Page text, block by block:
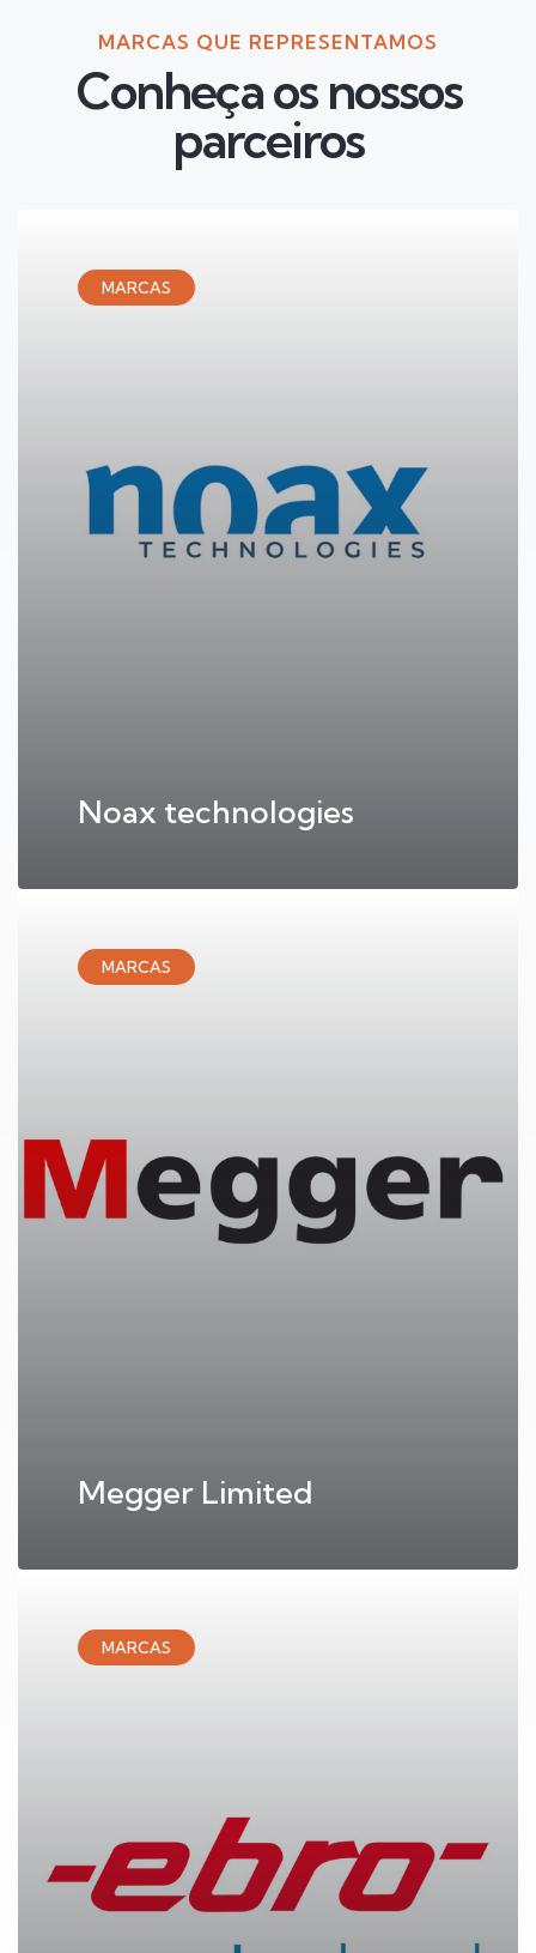
MARCAS QUE REPRESENTAMOS
Conheça os nossos
parceiros
MARCAS
Noax technologies
MARCAS
Megger Limited
MARCAS